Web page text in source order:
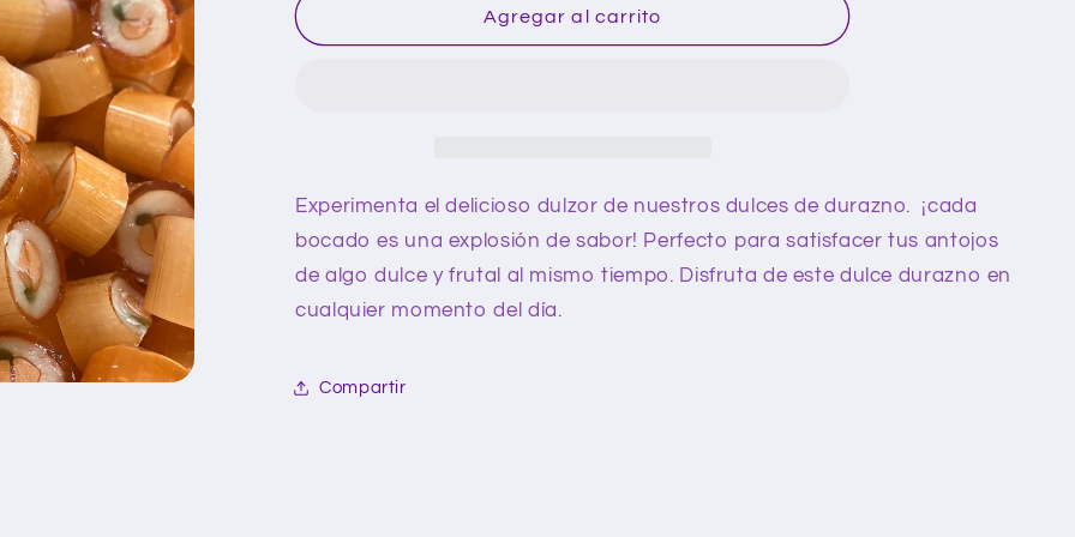
durazno
Caramelo
durazno
Agregar al carrito
Experimenta el delicioso dulzor de nuestros dulces de durazno. ¡cada
bocado es una explosión de sabor! Perfecto para satisfacer tus antojos
de algo dulce y frutal al mismo tiempo. Disfruta de este dulce durazno en
cualquier momento del día.
Compartir